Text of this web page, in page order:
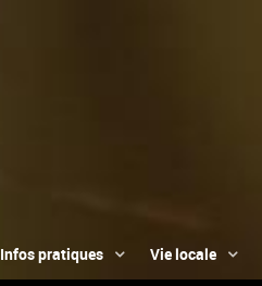
Infos pratiques Vie locale